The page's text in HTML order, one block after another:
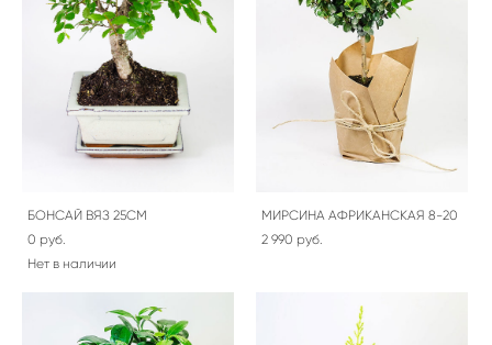
БОНСАЙ ВЯЗ 25СМ
0 pуб.
Нет в наличии
МИРСИНА АФРИКАНСКАЯ 8-20
2 990 pуб.